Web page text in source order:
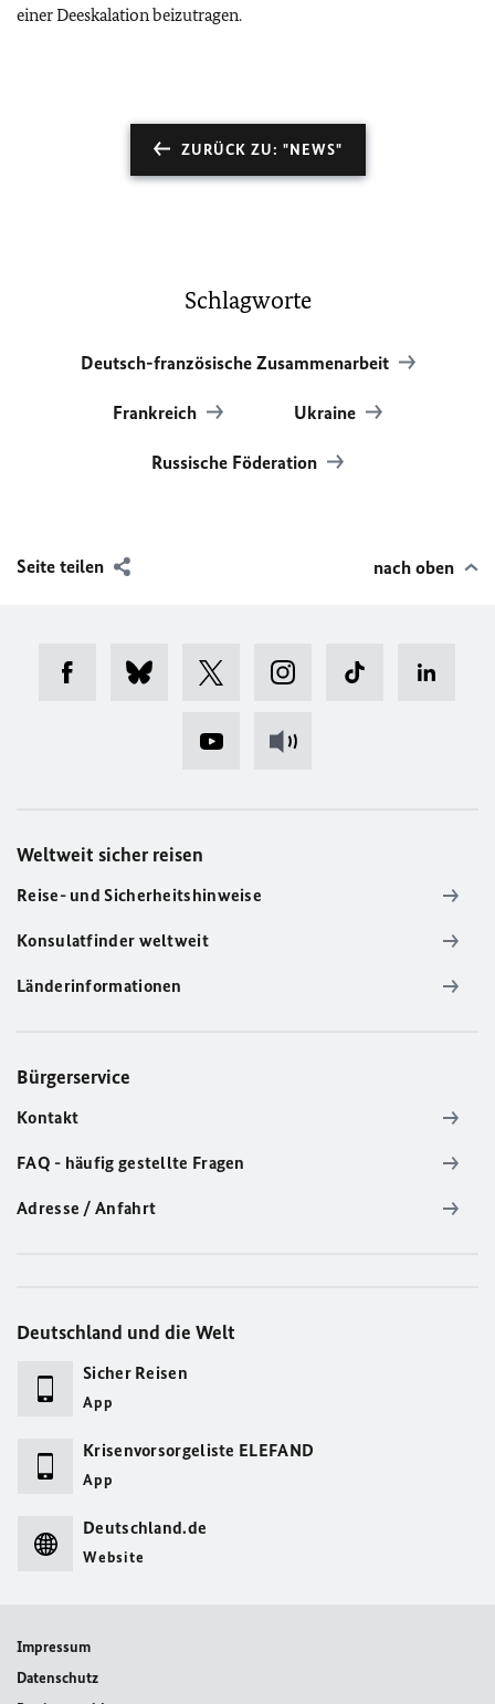
einer Deeskalation beizutragen.
ZURÜCK ZU: "NEWS"
Schlagworte
Deutsch-französische Zusammenarbeit
Frankreich Ukraine
Russische Föderation
Seite teilen nach oben
Weltweit sicher reisen
Reise- und Sicherheitshinweise
Konsulatfinder weltweit
Länderinformationen
Bürgerservice
Kontakt
FAQ - häufig gestellte Fragen
Adresse / Anfahrt
Deutschland und die Welt
Sicher Reisen
App
Krisenvorsorgeliste ELEFAND
App
Deutschland.de
Website
Impressum
Datenschutz